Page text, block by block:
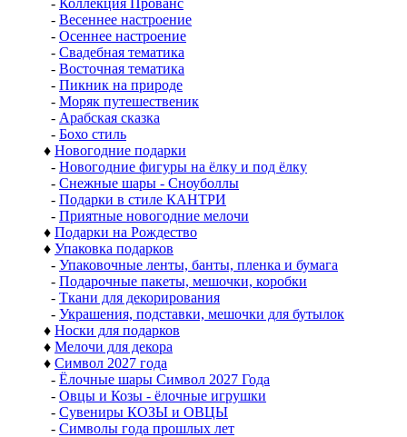
- Коллекция Прованс
- Весеннее настроение
- Осеннее настроение
- Свадебная тематика
- Восточная тематика
- Пикник на природе
- Моряк путешественик
- Арабская сказка
- Бохо стиль
♦ Новогодние подарки
- Новогодние фигуры на ёлку и под ёлку
- Снежные шары - Сноуболлы
- Подарки в стиле КАНТРИ
- Приятные новогодние мелочи
♦ Подарки на Рождество
♦ Упаковка подарков
- Упаковочные ленты, банты, пленка и бумага
- Подарочные пакеты, мешочки, коробки
- Ткани для декорирования
- Украшения, подставки, мешочки для бутылок
♦ Носки для подарков
♦ Мелочи для декора
♦ Символ 2027 года
- Ёлочные шары Символ 2027 Года
- Овцы и Козы - ёлочные игрушки
- Сувениры КОЗЫ и ОВЦЫ
- Символы года прошлых лет